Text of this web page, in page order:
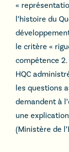
«
l’histoire du
le critère «
compétence 2.
HQC
les questions
demandent à
une
(Ministère de